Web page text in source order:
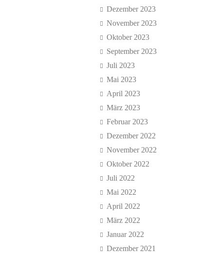
Dezember 2023
November 2023
Oktober 2023
September 2023
Juli 2023
Mai 2023
April 2023
März 2023
Februar 2023
Dezember 2022
November 2022
Oktober 2022
Juli 2022
Mai 2022
April 2022
März 2022
Januar 2022
Dezember 2021